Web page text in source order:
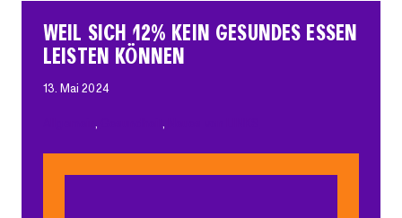
WEIL SICH 12% KEIN GESUNDES ESSEN
LEISTEN KÖNNEN
13. Mai 2024
Allgemein, Gesundheit,